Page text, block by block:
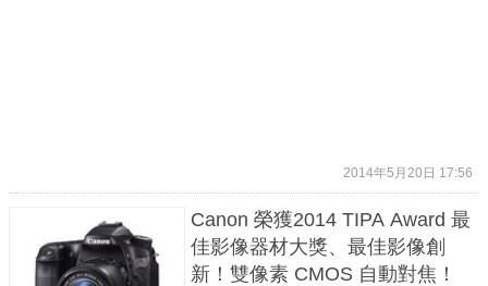
2014年5月20日 17:56
Canon 榮獲2014 TIPA Award 最
佳影像器材大獎、最佳影像創
新！雙像素 CMOS 自動對焦！